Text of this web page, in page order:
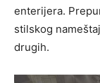
enterijera.
stilskog
drugih.